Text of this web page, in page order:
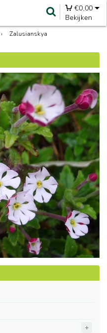
€0,00
Bekijken
› Zalusianskya